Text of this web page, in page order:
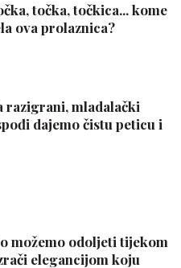
točka, točkica... kome
ova prolaznica?
razigrani, mladalački
dajemo čistu peticu i
možemo odoljeti tijekom
elegancijom koju